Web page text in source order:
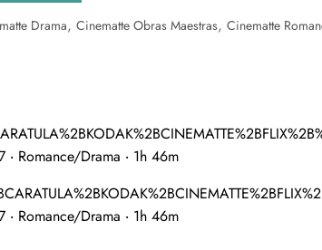
Drama, Cinematte Obras Maestras, Cinematte